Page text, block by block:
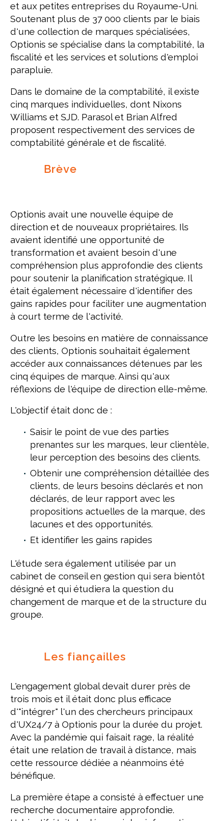
et aux petites entreprises du Royaume-Uni.
Soutenant plus de 37 000 clients par le biais
d'une collection de marques spécialisées,
Optionis se spécialise dans la comptabilité, la
fiscalité et les services et solutions d'emploi
parapluie.
Dans le domaine de la comptabilité, il existe
cinq marques individuelles, dont Nixons
Williams et SJD. Parasol et Brian Alfred
proposent respectivement des services de
comptabilité générale et de fiscalité.
Brève
Optionis avait une nouvelle équipe de
direction et de nouveaux propriétaires. Ils
avaient identifié une opportunité de
transformation et avaient besoin d'une
compréhension plus approfondie des clients
pour soutenir la planification stratégique. Il
était également nécessaire d'identifier des
gains rapides pour faciliter une augmentation
à court terme de l'activité.
Outre les besoins en matière de connaissance
des clients, Optionis souhaitait également
accéder aux connaissances détenues par les
cinq équipes de marque. Ainsi qu'aux
réflexions de l'équipe de direction elle-même.
L'objectif était donc de :
Saisir le point de vue des parties
prenantes sur les marques, leur clientèle,
leur perception des besoins des clients.
Obtenir une compréhension détaillée des
clients, de leurs besoins déclarés et non
déclarés, de leur rapport avec les
propositions actuelles de la marque, des
lacunes et des opportunités.
Et identifier les gains rapides
L'étude sera également utilisée par un
cabinet de conseil en gestion qui sera bientôt
désigné et qui étudiera la question du
changement de marque et de la structure du
groupe.
Les fiançailles
L'engagement global devait durer près de
trois mois et il était donc plus efficace
d'"intégrer" l'un des chercheurs principaux
d'UX24/7 à Optionis pour la durée du projet.
Avec la pandémie qui faisait rage, la réalité
était une relation de travail à distance, mais
cette ressource dédiée a néanmoins été
bénéfique.
La première étape a consisté à effectuer une
recherche documentaire approfondie.